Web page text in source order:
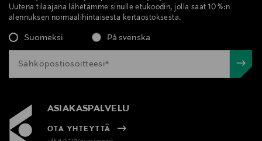
Uutena tilaajana lähetämme sinulle etukoodin, jolla saat 10 %:n
alennuksen normaalihintaisesta kertaostoksesta.
Suomeksi På svenska
ASIAKASPALVELU
OTA YHTEYTTÄ